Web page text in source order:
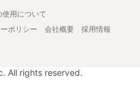
用について
ポリシー 会社概要
採用情報
All rights reserved.